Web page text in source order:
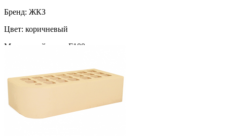
Бренд: ЖКЗ
Цвет: коричневый
Морозостойкость: F100
Поверхность: фигурный
Пустотность: пустотелый